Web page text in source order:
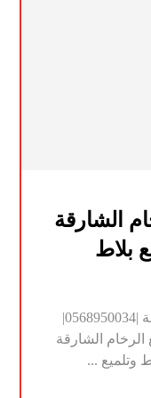
الشارقة
شركة جلي وتلميع الرخام الشارقة |0568950034|
الرخام الشارقة
وتلميع ...